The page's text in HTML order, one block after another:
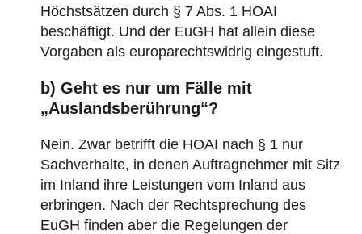
Höchstsätzen durch § 7 Abs. 1 HOAI
beschäftigt. Und der EuGH hat allein diese
Vorgaben als europarechtswidrig eingestuft.
b) Geht es nur um Fälle mit
„Auslandsberührung“?
Nein. Zwar betrifft die HOAI nach § 1 nur
Sachverhalte, in denen Auftragnehmer mit Sitz
im Inland ihre Leistungen vom Inland aus
erbringen. Nach der Rechtsprechung des
EuGH finden aber die Regelungen der